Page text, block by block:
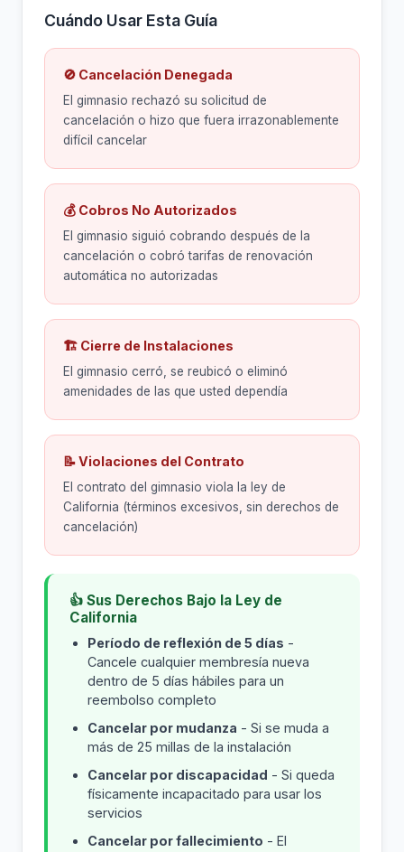
Cuándo Usar Esta Guía
🚫 Cancelación Denegada
El gimnasio rechazó su solicitud de
cancelación o hizo que fuera irrazonablemente
difícil cancelar
💰 Cobros No Autorizados
El gimnasio siguió cobrando después de la
cancelación o cobró tarifas de renovación
automática no autorizadas
🏗 Cierre de Instalaciones
El gimnasio cerró, se reubicó o eliminó
amenidades de las que usted dependía
📝 Violaciones del Contrato
El contrato del gimnasio viola la ley de
California (términos excesivos, sin derechos de
cancelación)
👍 Sus Derechos Bajo la Ley de
California
Período de reflexión de 5 días -
Cancele cualquier membresía nueva
dentro de 5 días hábiles para un
reembolso completo
Cancelar por mudanza - Si se muda a
más de 25 millas de la instalación
Cancelar por discapacidad - Si queda
físicamente incapacitado para usar los
servicios
Cancelar por fallecimiento - El